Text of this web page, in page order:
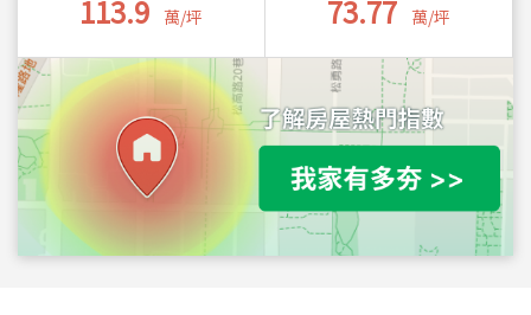
113.9 萬/坪 73.77 萬/坪